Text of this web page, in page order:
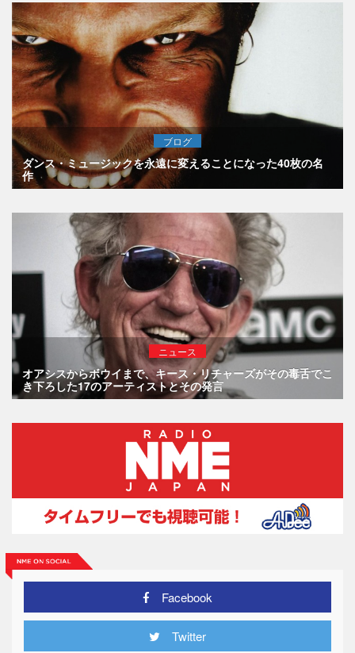
ブログ
ダンス・ミュージックを永遠に変えることになった40枚の名
作
ニュース
オアシスからボウイまで、キース・リチャーズがその毒舌でこ
き下ろした17のアーティストとその発言
Facebook
Twitter